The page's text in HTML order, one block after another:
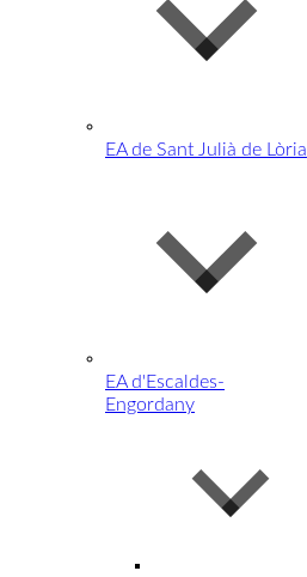
EA de Sant Julià de Lòria
EA d'Escaldes-
Engordany